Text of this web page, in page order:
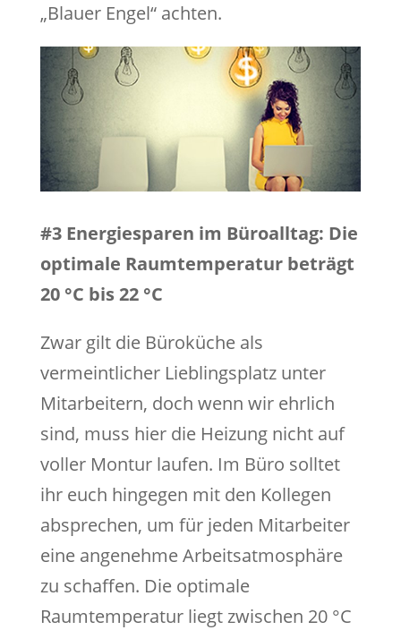
„Blauer Engel“ achten.
#3 Energiesparen im Büroalltag: Die
optimale Raumtemperatur beträgt
20 °C bis 22 °C
Zwar gilt die Büroküche als
vermeintlicher Lieblingsplatz unter
Mitarbeitern, doch wenn wir ehrlich
sind, muss hier die Heizung nicht auf
voller Montur laufen. Im Büro solltet
ihr euch hingegen mit den Kollegen
absprechen, um für jeden Mitarbeiter
eine angenehme Arbeitsatmosphäre
zu schaffen. Die optimale
Raumtemperatur liegt zwischen 20 °C